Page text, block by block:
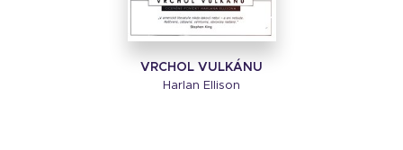
VRCHOL VULKÁNU
Harlan Ellison